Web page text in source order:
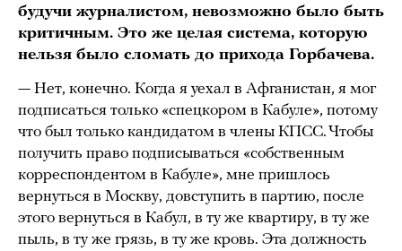
будучи журналистом, невозможно было быть
критичным. Это же целая система, которую
нельзя было сломать до прихода Горбачева.
— Нет, конечно. Когда я уехал в Афганистан, я мог
подписаться только «спецкором в Кабуле», потому
что был только кандидатом в члены КПСС. Чтобы
получить право подписываться «собственным
корреспондентом в Кабуле», мне пришлось
вернуться в Москву, довступить в партию, после
этого вернуться в Кабул, в ту же квартиру, в ту же
пыль, в ту же грязь, в ту же кровь. Эта должность